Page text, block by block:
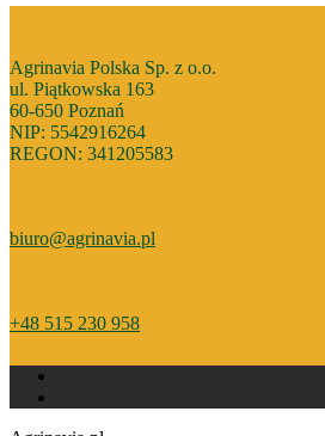
Agrinavia Polska Sp. z o.o.
ul. Piątkowska 163
60-650 Poznań
NIP: 5542916264
REGON: 341205583
biuro@agrinavia.pl
+48 515 230 958